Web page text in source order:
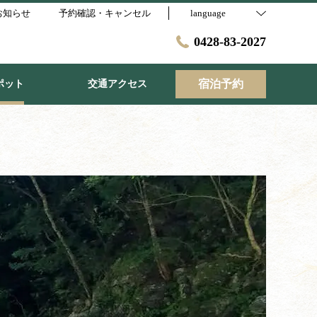
知らせ 予約確認・キャンセル language
0428-83-2027
ット 交通アクセス 宿泊予約